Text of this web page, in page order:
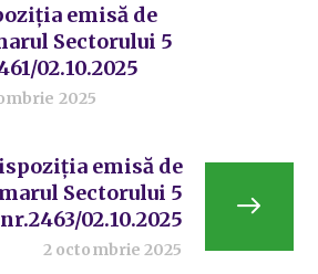
emisă de
Sectorului 5
02.10.2025
2025
emisă de
Sectorului 5
nr.2463/02.10.2025
2 octombrie 2025